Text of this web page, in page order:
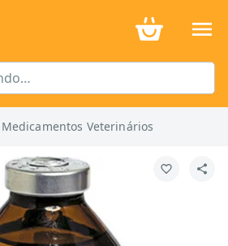
Medicamentos Veterinários